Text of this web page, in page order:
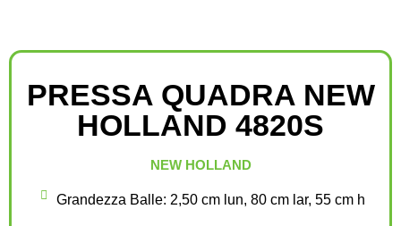
PRESSA QUADRA NEW
HOLLAND 4820S
NEW HOLLAND
Grandezza Balle: 2,50 cm lun, 80 cm lar, 55 cm h